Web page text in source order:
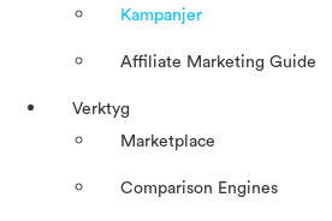
Kampanjer
Affiliate Marketing Guide
Verktyg
Marketplace
Comparison Engines